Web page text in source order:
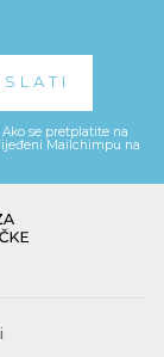
se pretplatite na
Mailchimpu na